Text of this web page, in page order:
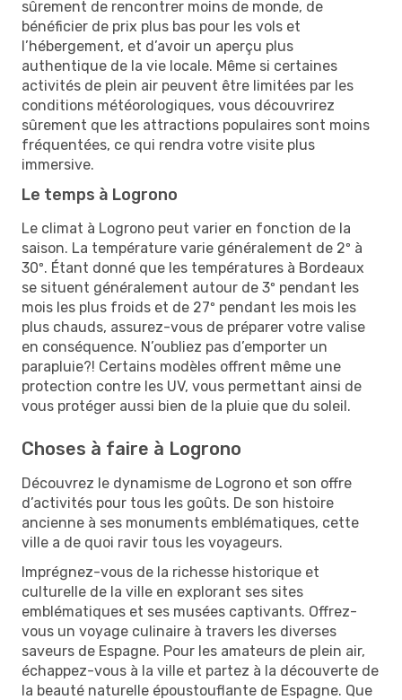
sûrement de rencontrer moins de monde, de
bénéficier de prix plus bas pour les vols et
l’hébergement, et d’avoir un aperçu plus
authentique de la vie locale. Même si certaines
activités de plein air peuvent être limitées par les
conditions météorologiques, vous découvrirez
sûrement que les attractions populaires sont moins
fréquentées, ce qui rendra votre visite plus
immersive.
Le temps à Logrono
Le climat à Logrono peut varier en fonction de la
saison. La température varie généralement de 2º à
30º. Étant donné que les températures à Bordeaux
se situent généralement autour de 3º pendant les
mois les plus froids et de 27º pendant les mois les
plus chauds, assurez-vous de préparer votre valise
en conséquence. N’oubliez pas d’emporter un
parapluie?! Certains modèles offrent même une
protection contre les UV, vous permettant ainsi de
vous protéger aussi bien de la pluie que du soleil.
Choses à faire à Logrono
Découvrez le dynamisme de Logrono et son offre
d’activités pour tous les goûts. De son histoire
ancienne à ses monuments emblématiques, cette
ville a de quoi ravir tous les voyageurs.
Imprégnez-vous de la richesse historique et
culturelle de la ville en explorant ses sites
emblématiques et ses musées captivants. Offrez-
vous un voyage culinaire à travers les diverses
saveurs de Espagne. Pour les amateurs de plein air,
échappez-vous à la ville et partez à la découverte de
la beauté naturelle époustouflante de Espagne. Que